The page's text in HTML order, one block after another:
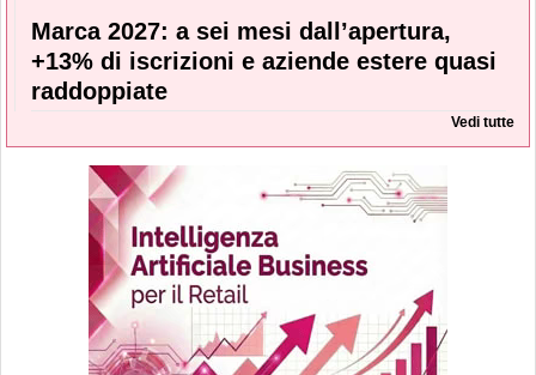
Marca 2027: a sei mesi dall’apertura,
+13% di iscrizioni e aziende estere quasi
raddoppiate
Vedi tutte